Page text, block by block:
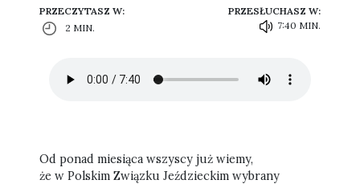
PRZECZYTASZ W:
2 MIN.
PRZESŁUCHASZ W:
7:40 MIN.
Od ponad miesiąca wszyscy już wiemy,
że w Polskim Związku Jeździeckim wybrany